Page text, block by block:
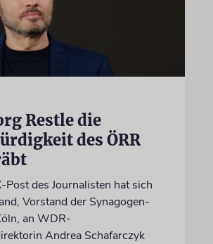
Restle die
des ÖRR
Post des Journalisten hat sich
Vorstand der Synagogen-
an WDR-
Andrea Schafarczyk